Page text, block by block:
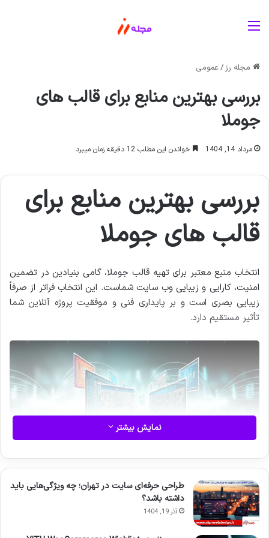
مجله رز/عمومی
بررسی بهترین منابع برای قالب های
جوملا
مرداد 14, 1404 خواندن این مطلب 12 دقیقه زمان میبرد
بررسی بهترین منابع برای
قالب های جوملا
انتخاب منبع معتبر برای تهیه قالب جوملا، گامی بنیادین در تضمین
امنیت، کارایی و زیبایی وب سایت شماست. این انتخاب فراتر از صرفاً
زیبایی بصری است و بر پایداری فنی و موفقیت پروژه آنلاین شما
تأثیر مستقیم دارد.
سیستم مدیریت محتوای جوملا، با انعطاف پذیری و جامعه کاربری
گسترده خود، بستری قدرتمند برای ایجاد انواع وب سایت ها از وبلاگ
های شخصی تا فروشگاه های آنلاین بزرگ فراهم آورده است. در این
میان، قالب وب سایت نقش محوری در تجربه کاربری، بهینه سازی
نمایش بیشتر
طراحی حرفه‌ای سایت در تهران؛ چه ویژگی‌هایی باید
داشته باشد؟
آذر 19, 1404